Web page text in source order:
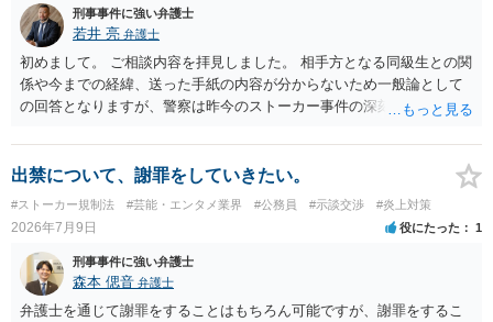
刑事事件に強い弁護士
若井 亮 弁護士
初めまして。 ご相談内容を拝見しました。 相手方となる同級生との関
係や今までの経緯、送った手紙の内容が分からないため一般論として
の回答となりますが、警察は昨今のストーカー事件の深刻化を踏ま
しゃるとのことですので、今後の接触は避けられたほうが良いでしょ
う。
出禁について、謝罪をしていきたい。
#ストーカー規制法 #芸能・エンタメ業界 #公務員 #示談交渉 #炎上対策
2026年7月9日 役にたった 1
刑事事件に強い弁護士
森本 偲音 弁護士
弁護士を通じて謝罪をすることはもちろん可能ですが、謝罪をするこ